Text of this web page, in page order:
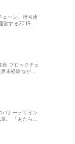
ェーン、暗号通
営する2018…
長 ブロックチェ
界未経験なが…
バナーデザイン
筆。 「あたら…